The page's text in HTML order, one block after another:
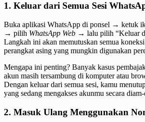
1. Keluar dari Semua Sesi
Buka aplikasi WhatsApp di ponsel → ketuk
→ pilih WhatsApp Web → lalu pilih “Keluar
Langkah ini akan memutuskan semua
perangkat asing yang mungkin digunakan
Mengapa ini penting? Banyak kasus
akun masih tersambung di komputer atau
Dengan keluar dari semua sesi, kamu
yang sedang mengakses akunmu secara
2. Masuk Ulang Menggunakan